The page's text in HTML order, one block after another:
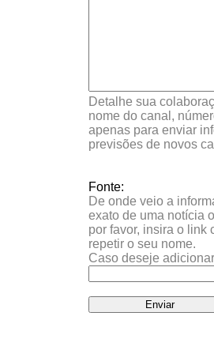
Detalhe sua
nome do canal,
apenas para enviar
previsões de novos
Fonte:
De onde veio a
exato de uma notícia
por favor, insira o link
repetir o seu nome.
Caso deseje